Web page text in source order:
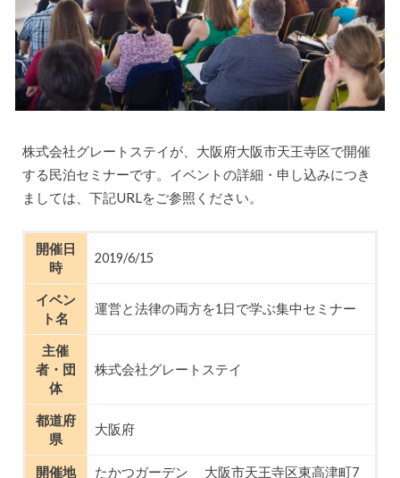
株式会社グレートステイが、大阪府大阪市天王寺区で開催
する民泊セミナーです。イベントの詳細・申し込みにつき
ましては、下記URLをご参照ください。
開催日
時
2019/6/15
イベン
ト名
運営と法律の両方を1日で学ぶ集中セミナー
主催
者・団
体
株式会社グレートステイ
都道府
県
大阪府
開催地
たかつガーデン 大阪市天王寺区東高津町7